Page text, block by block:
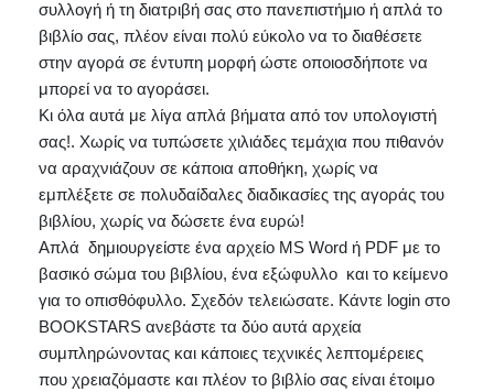
συλλογή ή τη διατριβή σας στο πανεπιστήμιο ή απλά το
βιβλίο σας, πλέον είναι πολύ εύκολο να το διαθέσετε
στην αγορά σε έντυπη μορφή ώστε οποιοσδήποτε να
μπορεί να το αγοράσει.
Κι όλα αυτά με λίγα απλά βήματα από τον υπολογιστή
σας!. Χωρίς να τυπώσετε χιλιάδες τεμάχια που πιθανόν
να αραχνιάζουν σε κάποια αποθήκη, χωρίς να
εμπλέξετε σε πολυδαίδαλες διαδικασίες της αγοράς του
βιβλίου, χωρίς να δώσετε ένα ευρώ!
Απλά  δημιουργείστε ένα αρχείο MS Word ή PDF με το
βασικό σώμα του βιβλίου, ένα εξώφυλλο  και το κείμενο
για το οπισθόφυλλο. Σχεδόν τελειώσατε. Κάντε login στο
BOOKSTARS ανεβάστε τα δύο αυτά αρχεία
συμπληρώνοντας και κάποιες τεχνικές λεπτομέρειες
που χρειαζόμαστε και πλέον το βιβλίο σας είναι έτοιμο